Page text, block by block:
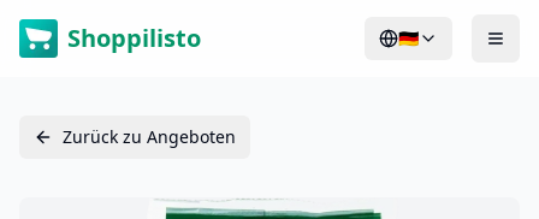
Shoppilisto 🇩🇪
Zurück zu Angeboten